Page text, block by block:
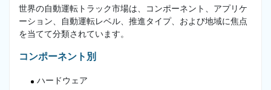
世界の自動運転トラック市場は、コンポーネント、アプリケ
ーション、自動運転レベル、推進タイプ、および地域に焦点
を当てて分類されています。
コンポーネント別
ハードウェア